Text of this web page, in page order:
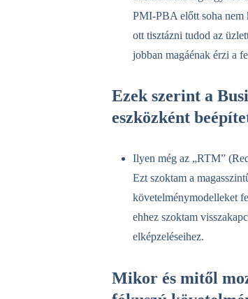
PMI-PBA előtt soha nem
ott tisztázni tudod az
jobban magáénak érzi a
Ezek szerint a
eszközként
Ilyen még az „RTM”
Ezt szoktam a
követelménymodelleket
ehhez szoktam
elképzeléseihez.
Mikor és mitől